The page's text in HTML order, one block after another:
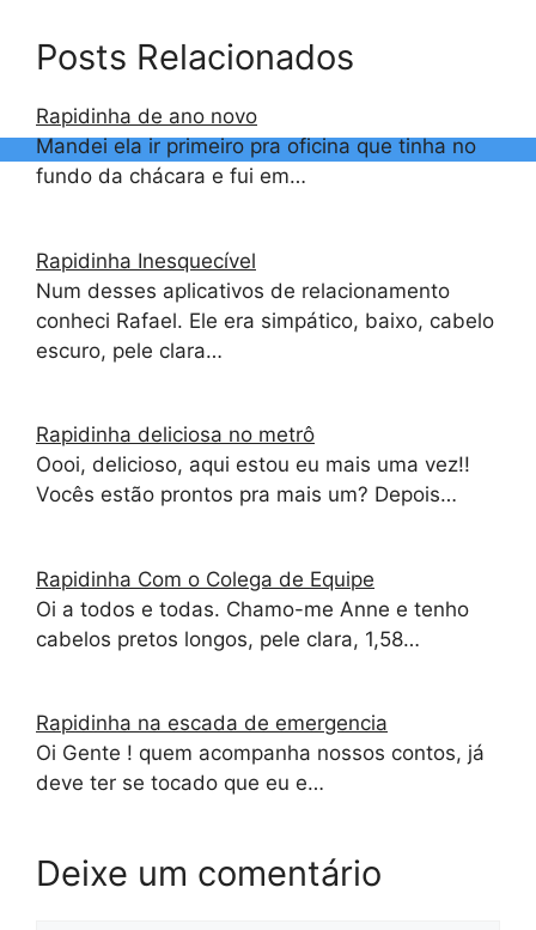
Posts Relacionados
Rapidinha de ano novo
Mandei ela ir primeiro pra oficina que tinha no
fundo da chácara e fui em…
Rapidinha Inesquecível
Num desses aplicativos de relacionamento
conheci Rafael. Ele era simpático, baixo, cabelo
escuro, pele clara…
Rapidinha deliciosa no metrô
Oooi, delicioso, aqui estou eu mais uma vez!!
Vocês estão prontos pra mais um? Depois…
Rapidinha Com o Colega de Equipe
Oi a todos e todas. Chamo-me Anne e tenho
cabelos pretos longos, pele clara, 1,58…
Rapidinha na escada de emergencia
Oi Gente ! quem acompanha nossos contos, já
deve ter se tocado que eu e…
Deixe um comentário